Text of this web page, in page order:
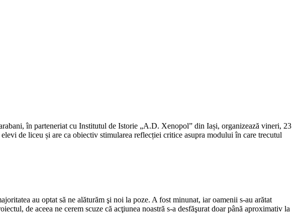
în parteneriat cu Institutul de Istorie „A.D. Xenopol” din Iași, organizează vineri, 23
de liceu și are ca obiectiv stimularea reflecției critice asupra modului în care trecutul
au optat să ne alăturăm şi noi la poze. A fost minunat, iar oamenii s-au arătat
de aceea ne cerem scuze că acţiunea noastră s-a desfăşurat doar până aproximativ la